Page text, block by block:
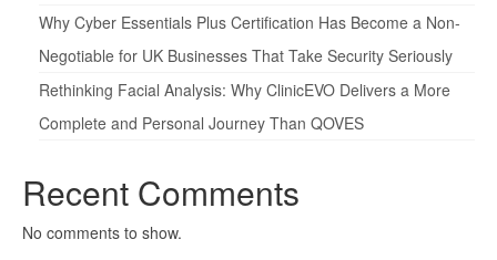
Why Cyber Essentials Plus Certification Has Become a Non-
Negotiable for UK Businesses That Take Security Seriously
Rethinking Facial Analysis: Why ClinicEVO Delivers a More
Complete and Personal Journey Than QOVES
Recent Comments
No comments to show.